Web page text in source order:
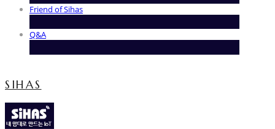
Friend of Sihas
Q&A
SIHAS